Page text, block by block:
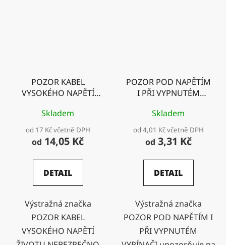
POZOR KABEL
VYSOKÉHO NAPĚTÍ
Skladem
od 17 Kč včetně DPH
od 14,05 Kč
DETAIL
Výstražná značka
POZOR KABEL
VYSOKÉHO NAPĚTÍ
POZOR POD NAPĚTÍM
I PŘI VYPNUTÉM
Skladem
od 4,01 Kč včetně DPH
od 3,31 Kč
DETAIL
Výstražná značka
POZOR POD NAPĚTÍM I
PŘI VYPNUTÉM